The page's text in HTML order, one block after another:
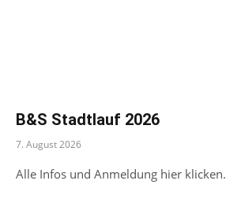
B&S Stadtlauf 2026
7. August 2026
Alle Infos und Anmeldung hier klicken.